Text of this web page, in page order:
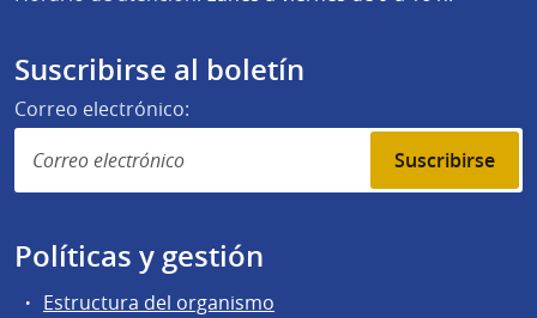
Suscribirse al boletín
Correo electrónico:
Suscribirse
Políticas y gestión
Estructura del organismo